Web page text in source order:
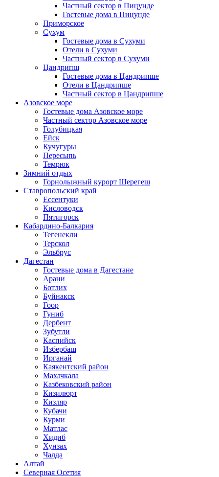
Частный сектор в Пицунде
Гостевые дома в Пицунде
Приморское
Сухум
Гостевые дома в Сухуми
Отели в Сухуми
Частный сектор в Сухуми
Цандрипш
Гостевые дома в Цандрипше
Отели в Цандрипше
Частный сектор в Цандрипше
Азовское море
Гостевые дома Азовское море
Частный сектор Азовское море
Голубицкая
Ейск
Кучугуры
Пересыпь
Темрюк
Зимний отдых
Горнолыжный курорт Шерегеш
Ставропольский край
Ессентуки
Кисловодск
Пятигорск
Кабардино-Балкария
Тегенекли
Терскол
Эльбрус
Дагестан
Гостевые дома в Дагестане
Арани
Ботлих
Буйнакск
Гоор
Гуниб
Дербент
Зубутли
Каспийск
Избербаш
Ирганай
Каякентский район
Махачкала
Казбековский район
Кизилюрт
Кизляр
Кубачи
Курми
Матлас
Хидиб
Хунзах
Чалда
Алтай
Северная Осетия